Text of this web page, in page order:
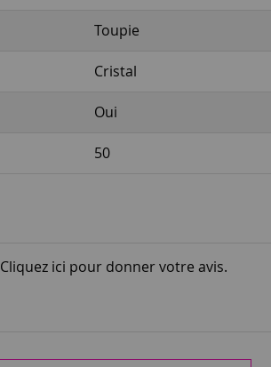
Toupie
Cristal
Oui
50
Cliquez ici pour donner votre avis.